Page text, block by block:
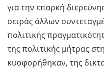
για την επαρκή
σειράς άλλων
πολιτικής
της πολιτικής μήτρας
κυοφορήθηκαν, της